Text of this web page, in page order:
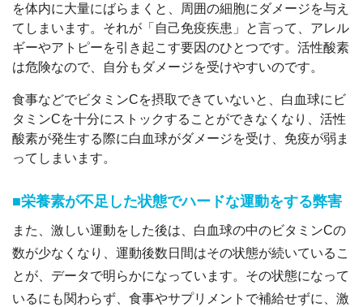
を体内に大量にばらまくと、周囲の細胞にダメージを与え
てしまいます。それが「自己免疫疾患」と言って、アレル
ギーやアトピーを引き起こす要因のひとつです。活性酸素
は危険なので、自分もダメージを受けやすいのです。
食事などでビタミンCを摂取できていないと、白血球にビ
タミンCを十分にストックすることができなくなり、活性
酸素が発生する際に白血球がダメージを受け、免疫が弱ま
ってしまいます。
■栄養素が不足した状態でハードな運動をする弊害
また、激しい運動をした後は、白血球の中のビタミンCの
数が少なくなり、運動後数日間はその状態が続いているこ
とが、データで明らかになっています。その状態になって
いるにも関わらず、食事やサプリメントで補給せずに、激